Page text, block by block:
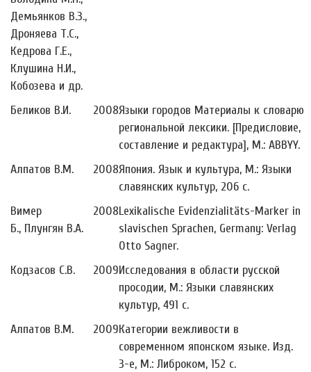
Демьянков В.З.,
Дроняева Т.С.,
Кедрова Г.Е.,
Клушина Н.И.,
Кобозева и др.
Беликов В.И.
2008Языки городов Материалы к словарю
региональной лексики. [Предисловие,
составление и редактура], М.: ABBYY.
Алпатов В.М.
2008Япония. Язык и культура, М.: Языки
славянских культур, 206 с.
Вимер
Б., Плунгян В.А.
2008Lexikalische Evidenzialitäts-Marker in
slavischen Sprachen, Germany: Verlag
Otto Sagner.
Кодзасов С.В.
2009Исследования в области русской
просодии, М.: Языки славянских
культур, 491 с.
Алпатов В.М.
2009Категории вежливости в
современном японском языке. Изд.
3-е, М.: Либроком, 152 с.